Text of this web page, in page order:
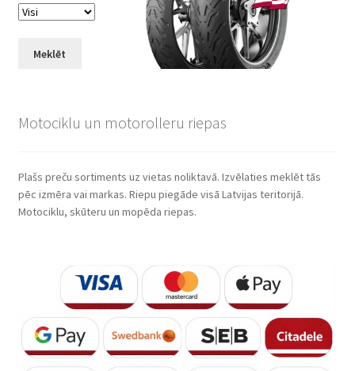
Meklēt
Motociklu un motorolleru riepas
Plašs preču sortiments uz vietas noliktavā. Izvēlaties meklēt tās
pēc izmēra vai markas. Riepu piegāde visā Latvijas teritorijā.
Motociklu, skūteru un mopēda riepas.